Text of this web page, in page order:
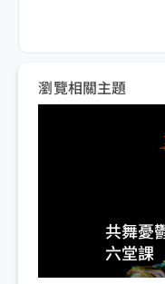
瀏覽相關主題
共舞憂
六堂課